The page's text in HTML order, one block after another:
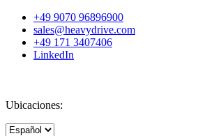
+49 9070 96896900
sales@heavydrive.com
+49 171 3407406
LinkedIn
Ubicaciones: